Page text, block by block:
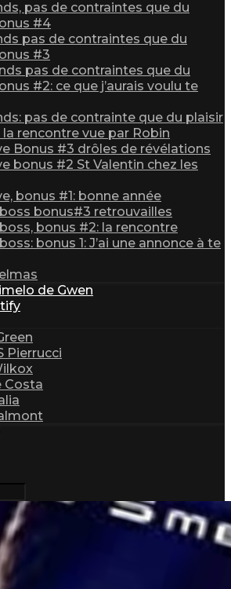
pas de contraintes que du
#4
pas de contraintes que du
#3
pas de contraintes que du
#2: ce que j’aurais voulu te
pas de contrainte que du plaisir
la rencontre vue par Robin
Bonus #3 drôles de révélations
bonus #2 St Valentin chez les
bonus #1: bonne année
bonus#3 retrouvailles
bonus #2: la rencontre
bonus 1: J’ai une annonce à te
de Gwen
Pierrucci
Costa